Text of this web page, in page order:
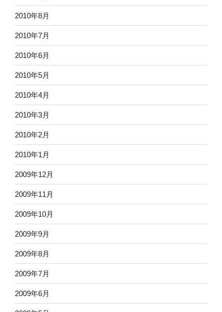
2010年8月
2010年7月
2010年6月
2010年5月
2010年4月
2010年3月
2010年2月
2010年1月
2009年12月
2009年11月
2009年10月
2009年9月
2009年8月
2009年7月
2009年6月